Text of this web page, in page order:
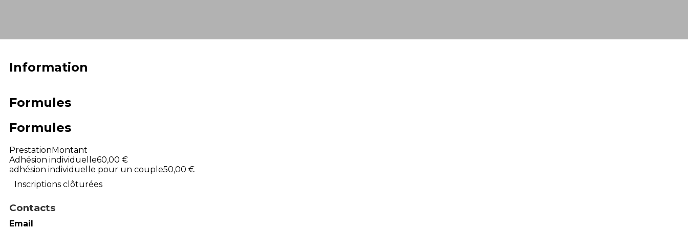
Information
Formules
Formules
PrestationMontant
Adhésion individuelle60,00 €
adhésion individuelle pour un couple50,00 €
Inscriptions clôturées
Contacts
Email